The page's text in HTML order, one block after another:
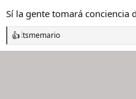
Sí la gente tomará conciencia
R
e
itsmemario